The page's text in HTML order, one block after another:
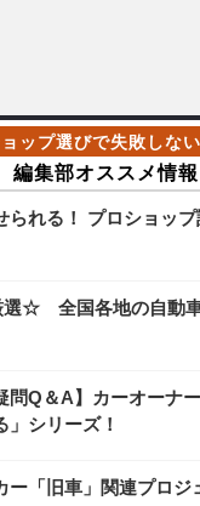
編集部オススメ情報
られる！ プロショップ
☆ 全国各地の自動車
問Q＆A】カーオーナ
」シリーズ！
ー「旧車」関連プロジ